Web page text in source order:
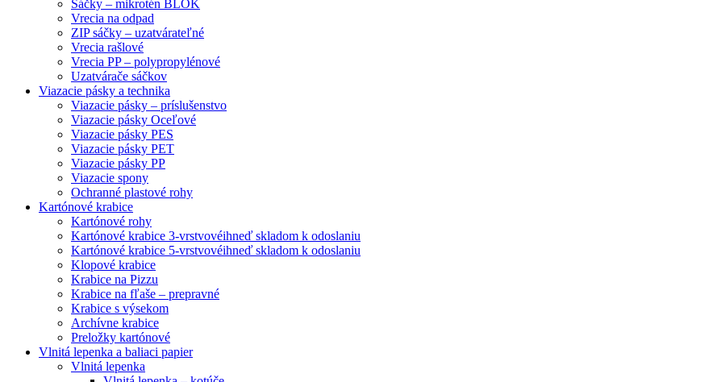
Sáčky – mikrotén BLOK
Vrecia na odpad
ZIP sáčky – uzatvárateľné
Vrecia rašlové
Vrecia PP – polypropylénové
Uzatvárače sáčkov
Viazacie pásky a technika
Viazacie pásky – príslušenstvo
Viazacie pásky Oceľové
Viazacie pásky PES
Viazacie pásky PET
Viazacie pásky PP
Viazacie spony
Ochranné plastové rohy
Kartónové krabice
Kartónové rohy
Kartónové krabice 3-vrstvovéihneď skladom k odoslaniu
Kartónové krabice 5-vrstvovéihneď skladom k odoslaniu
Klopové krabice
Krabice na Pizzu
Krabice na fľaše – prepravné
Krabice s výsekom
Archívne krabice
Preložky kartónové
Vlnitá lepenka a baliaci papier
Vlnitá lepenka